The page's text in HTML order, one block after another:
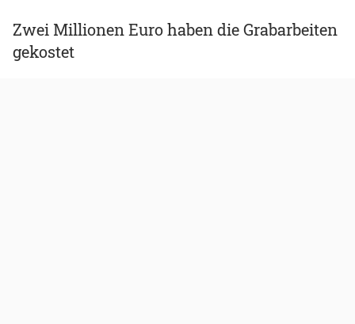
Zwei Millionen Euro haben die Grabarbeiten
gekostet